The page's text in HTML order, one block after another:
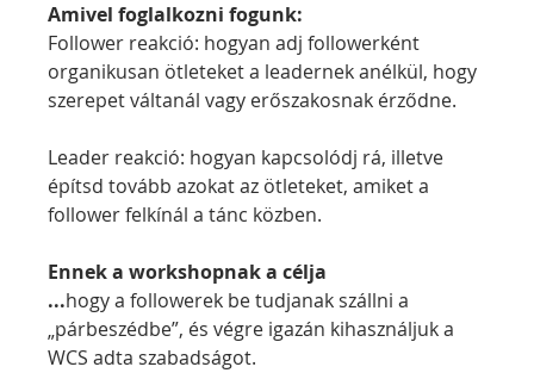
Amivel foglalkozni fogunk:
Follower reakció: hogyan adj followerként
organikusan ötleteket a leadernek anélkül, hogy
szerepet váltanál vagy erőszakosnak érződne.
Leader reakció: hogyan kapcsolódj rá, illetve
építsd tovább azokat az ötleteket, amiket a
follower felkínál a tánc közben.
Ennek a workshopnak a célja
...hogy a followerek be tudjanak szállni a
„párbeszédbe”, és végre igazán kihasználjuk a
WCS adta szabadságot.